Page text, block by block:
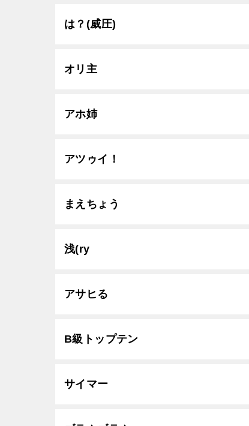
は？(威圧)
オリ主
アホ姉
アツゥイ！
まえちょう
浅(ry
アサヒる
B級トップテン
サイマー